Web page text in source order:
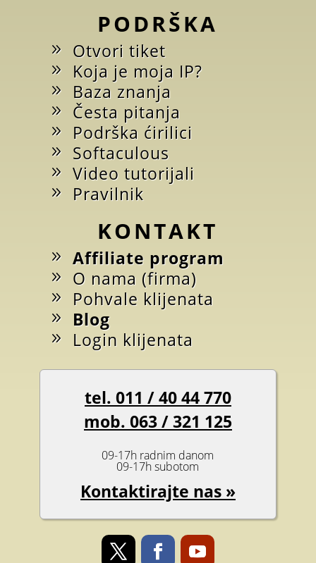
PODRŠKA
Otvori tiket
Koja je moja IP?
Baza znanja
Česta pitanja
Podrška ćirilici
Softaculous
Video tutorijali
Pravilnik
KONTAKT
Affiliate program
O nama (firma)
Pohvale klijenata
Blog
Login klijenata
tel. 011 / 40 44 770
mob. 063 / 321 125
09-17h radnim danom
09-17h subotom
Kontaktirajte nas »